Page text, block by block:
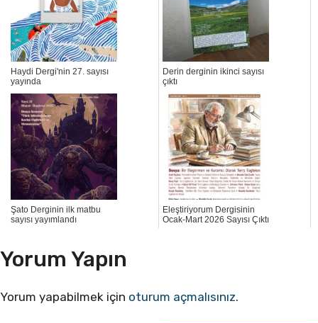
Haydi Dergi'nin 27. sayısı
yayında
Derin derginin ikinci sayısı
çıktı
Şato Derginin ilk matbu
sayısı yayımlandı
Eleştiriyorum Dergisinin
Ocak-Mart 2026 Sayısı Çıktı
Yorum Yapın
Yorum yapabilmek için oturum açmalısınız.